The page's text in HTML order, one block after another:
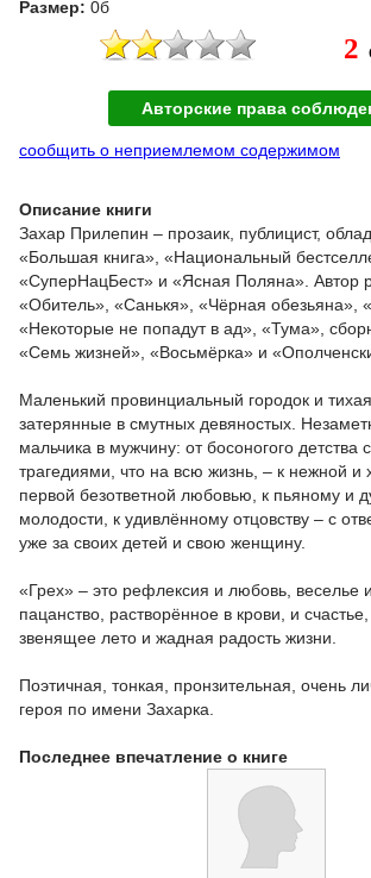
Размер: 0б
2
Авторские права
сообщить о неприемлемом содержимом
Описание книги
Захар Прилепин – прозаик, публицист,
«Большая книга», «Национальный
«СуперНацБест» и «Ясная Поляна». Автор
«Обитель», «Санькя», «Чёрная обезьяна»,
«Некоторые не попадут в ад», «Тума»,
«Семь жизней», «Восьмёрка» и
Маленький провинциальный городок и
затерянные в смутных девяностых.
мальчика в мужчину: от босоногого детства
трагедиями, что на всю жизнь, – к нежной и
первой безответной любовью, к пьяному и
молодости, к удивлённому отцовству – с
уже за своих детей и свою женщину.
«Грех» – это рефлексия и любовь, веселье
пацанство, растворённое в крови, и счастье,
звенящее лето и жадная радость жизни.
Поэтичная, тонкая, пронзительная, очень
героя по имени Захарка.
Последнее впечатление о книге